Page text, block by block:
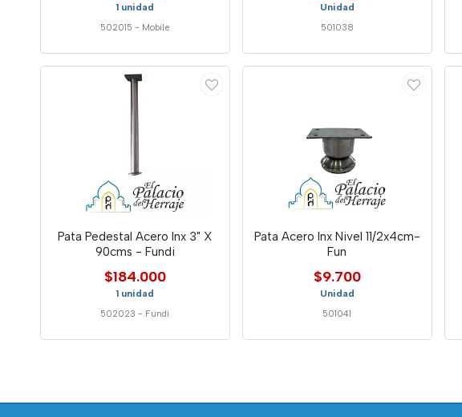
1 unidad
502015 - Mobile
Unidad
501038
Pata Pedestal Acero Inx 3" X
90cms - Fundi
$184.000
1 unidad
502023 - Fundi
Pata Acero Inx Nivel 11/2x4cm-
Fun
$9.700
Unidad
501041